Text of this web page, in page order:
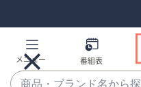
Links
Links2
メニュー 番組表
商